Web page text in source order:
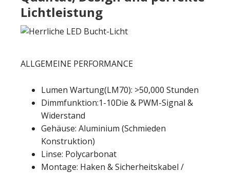
Lichtleistung
ALLGEMEINE PERFORMANCE
Lumen Wartung(LM70): >50,000 Stunden
Dimmfunktion:1-10Die & PWM-Signal &
Widerstand
Gehäuse: Aluminium (Schmieden
Konstruktion)
Linse: Polycarbonat
Montage: Haken & Sicherheitskabel /